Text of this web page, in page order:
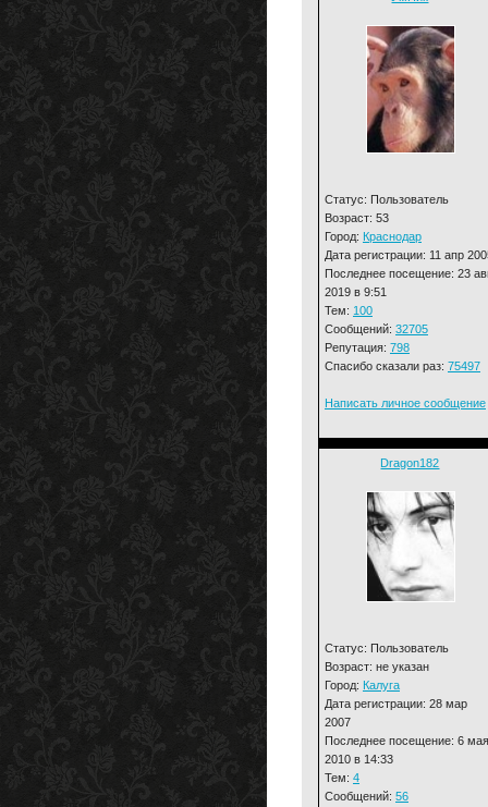
Статус: Пользователь
Возраст: 53
Город: Краснодар
Дата регистрации: 11 апр
Последнее посещение: 23
2019 в 9:51
Тем: 100
Сообщений: 32705
Репутация: 798
Спасибо сказали раз: 75497
Написать личное сообщение
Dragon182
Статус: Пользователь
Возраст: не указан
Город: Калуга
Дата регистрации: 28 мар
2007
Последнее посещение: 6 мая
2010 в 14:33
Тем: 4
Сообщений: 56